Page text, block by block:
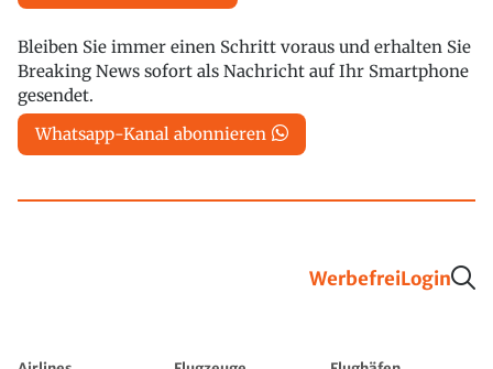
Bleiben Sie immer einen Schritt voraus und erhalten Sie
Breaking News sofort als Nachricht auf Ihr Smartphone
gesendet.
Whatsapp-Kanal abonnieren
WerbefreiLogin